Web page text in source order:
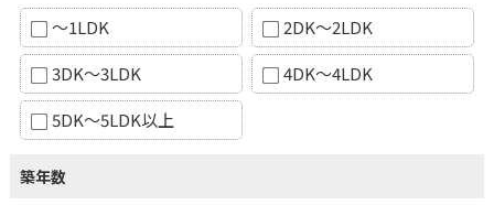
～1LDK
2DK～2LDK
3DK～3LDK
4DK～4LDK
5DK～5LDK以上
築年数